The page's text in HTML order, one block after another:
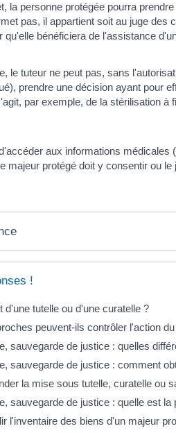
la personne protégée pourra
pas, il appartient soit au juge des
qu'elle bénéficiera de l'assistance
le tuteur ne peut pas, sans
prendre une décision ayant pour
par exemple, de la stérilisation
aux informations
majeur protégé doit y consentir ou
!
d'une tutelle ou d'une curatelle ?
peuvent-ils contrôler l'action
sauvegarde de justice : quelles
sauvegarde de justice : comment
la mise sous tutelle, curatelle ou
sauvegarde de justice : quelle est la
l'inventaire des biens d'un majeur